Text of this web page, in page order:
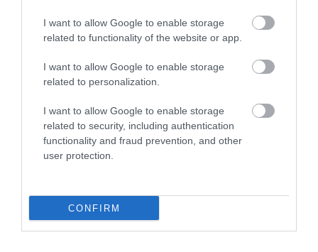
I want to allow Google to enable storage
related to functionality of the website or app.
I want to allow Google to enable storage
related to personalization.
I want to allow Google to enable storage
related to security, including authentication
functionality and fraud prevention, and other
user protection.
CONFIRM
Η Μονάδα Ημερήσιας Νοσηλείας (Μ.Η.Ν)
Laservision, με 30ετή πορεία,
διαγνωστικών, θεραπευτικών,
ερευνητικών και εκπαιδευτικών υπηρεσιών.